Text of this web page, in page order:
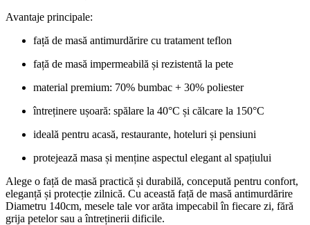
Avantaje principale:
față de masă antimurdărire cu tratament teflon
față de masă impermeabilă și rezistentă la pete
material premium: 70% bumbac + 30% poliester
întreținere ușoară: spălare la 40°C și călcare la 150°C
ideală pentru acasă, restaurante, hoteluri și pensiuni
protejează masa și menține aspectul elegant al spațiului
Alege o față de masă practică și durabilă, concepută pentru confort,
eleganță și protecție zilnică. Cu această față de masă antimurdărire
Diametru 140cm, mesele tale vor arăta impecabil în fiecare zi, fără
grija petelor sau a întreținerii dificile.